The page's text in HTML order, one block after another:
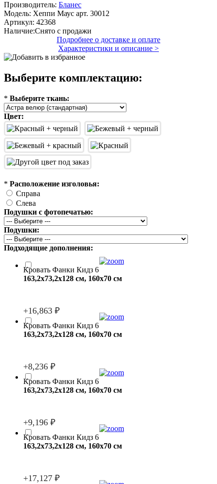
Производитель: Бланес
Модель: Хеппи Маус арт. 30012
Артикул: 42368
Наличие:Снято с продажи
Подробнее о доставке и оплате
Характеристики и описание >
Выберите комплектацию:
* Выберите ткань:
Цвет:
* Расположение изголовья:
Справа
Слева
Подушки с фотопечатью:
Подушки:
Подходящие дополнения:
Кровать Фанки Кидз 6
163,2x73,2x128 см, 160x70 см
+16,863 ₽
Кровать Фанки Кидз 6
163,2x73,2x128 см, 160x70 см
+8,236 ₽
Кровать Фанки Кидз 6
163,2x73,2x128 см, 160x70 см
+9,196 ₽
Кровать Фанки Кидз 6
163,2x73,2x128 см, 160x70 см
+17,127 ₽